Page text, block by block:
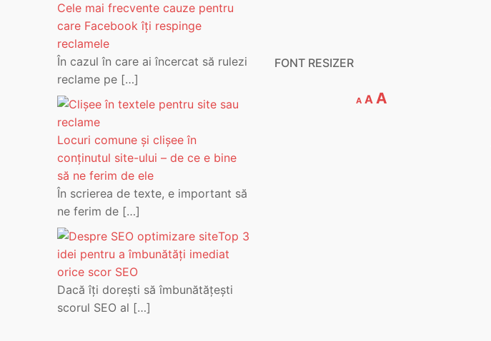
Cele mai frecvente cauze pentru
care Facebook îți respinge
reclamele
În cazul în care ai încercat să rulezi
reclame pe […]
Locuri comune și clișee în
conținutul site-ului – de ce e bine
să ne ferim de ele
În scrierea de texte, e important să
ne ferim de […]
Top 3
idei pentru a îmbunătăți imediat
orice scor SEO
Dacă îți dorești să îmbunătățești
scorul SEO al […]
FONT RESIZER
A
Decrease
font
A Reset
A